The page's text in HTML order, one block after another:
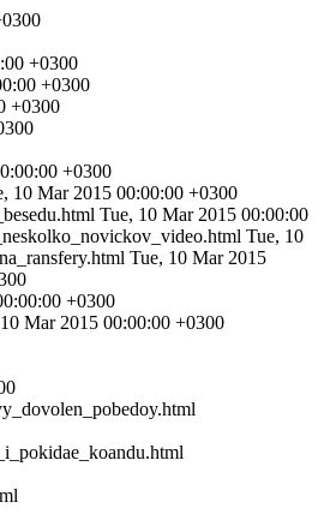
+0300
+0300
+0300
+0300
10 Mar 2015 00:00:00 +0300
Tue, 10 Mar 2015 00:00:00
Tue, 10
Tue, 10 Mar 2015
+0300
Mar 2015 00:00:00 +0300